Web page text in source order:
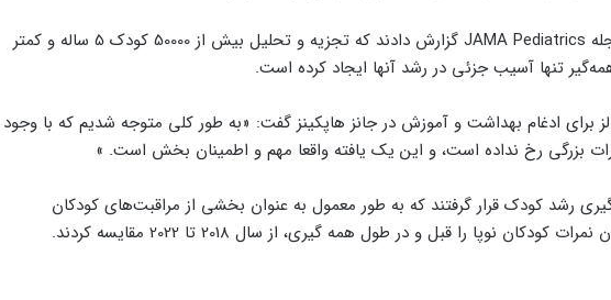
محققان در 22 آوریل در مجله JAMA Pediatrics گزارش دادند که تجزیه و تحلیل بیش از 50000 کودک 5 ساله و کمتر
تنها آسیب جزئی در رشد آنها ایجاد کرده است.
برای ادغام بهداشت و آموزش در جانز هاپکینز گفت: «به طور کلی متوجه شدیم که با وجود
بزرگی رخ نداده است، و این یک یافته واقعا مهم و اطمینان بخش است. »
رشد کودک قرار گرفتند که به طور معمول به عنوان بخشی از مراقبت‌های کودکان
نوپا را قبل و در طول همه گیری، از سال 2018 تا 2022 مقایسه کردند.